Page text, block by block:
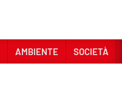
AMBIENTE SOCIETÀ